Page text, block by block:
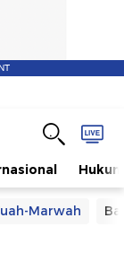
Hukum
Marwah